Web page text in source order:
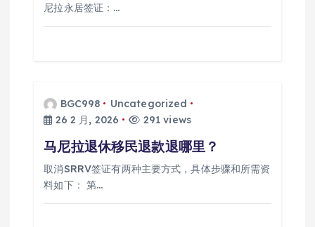
尼拉永居签证：…
BGC998
Uncategorized
26 2 月, 2026
291 views
马尼拉退休移民退款退哪里？
取消SRRV签证有两种主要方式，具体步骤和所需资
料如下： 第…